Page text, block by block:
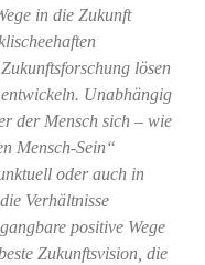
in die Zukunft
lösen
Unabhängig
der Mensch sich – wie
Mensch-Sein“
oder auch in
Verhältnisse
positive Wege
Zukunftsvision, die